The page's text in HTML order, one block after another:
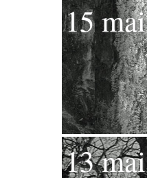
15 mai
13 mai